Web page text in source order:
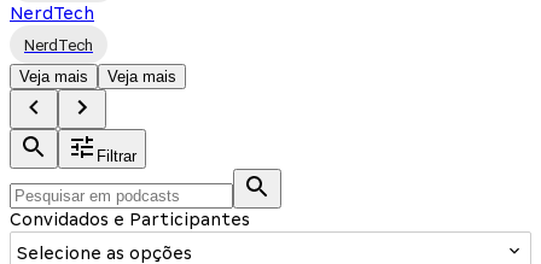
NerdTech
NerdTech
Veja mais
Veja mais
Filtrar
Convidados e Participantes
Selecione as opções